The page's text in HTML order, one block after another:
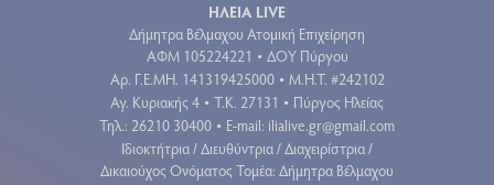
ΗΛΕΙΑ LIVE
Δήμητρα Βέλμαχου Ατομική Επιχείρηση
ΑΦΜ 105224221 • ΔΟΥ Πύργου
Aρ. Γ.Ε.ΜΗ. 141319425000 • Μ.Η.Τ. #242102
Αγ. Κυριακής 4 • Τ.Κ. 27131 • Πύργος Ηλείας
Τηλ.: 26210 30400 • E-mail: ilialive.gr@gmail.com
Ιδιοκτήτρια / Διευθύντρια / Διαχειρίστρια /
Δικαιούχος Ονόματος Τομέα: Δήμητρα Βέλμαχου